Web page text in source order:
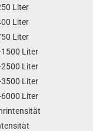
Liter
Liter
Liter
Liter
Liter
Liter
Liter